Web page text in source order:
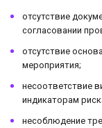
отсутствие
согласовании
отсутствие
мероприятия;
несоответствие
индикаторам
несоблюдение